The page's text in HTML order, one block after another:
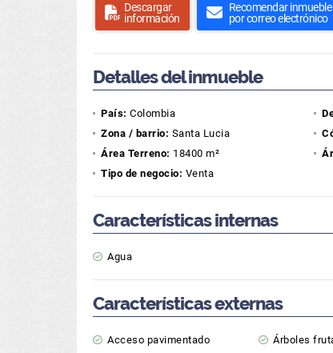
Descargar
información
Recomendar inmueble
por correo electrónico
Detalles del inmueble
País: Colombia
Zona / barrio: Santa Lucia
Área Terreno: 18400 m²
Tipo de negocio: Venta
Características internas
Agua
Características externas
Acceso pavimentado Árboles